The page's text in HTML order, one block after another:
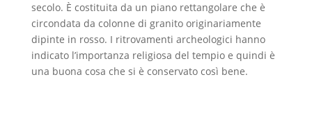
secolo. È costituita da un piano rettangolare che è
circondata da colonne di granito originariamente
dipinte in rosso. I ritrovamenti archeologici hanno
indicato l’importanza religiosa del tempio e quindi è
una buona cosa che si è conservato così bene.